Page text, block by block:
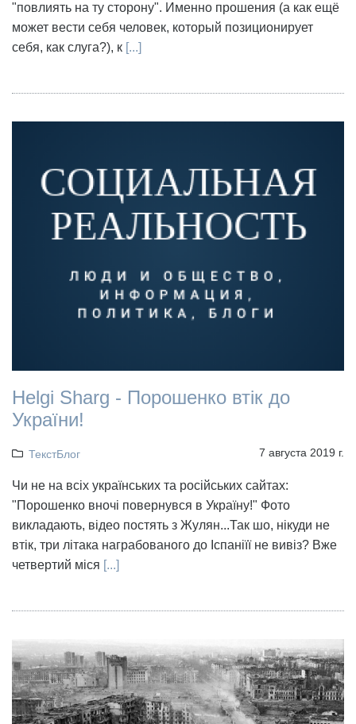
"повлиять на ту сторону". Именно прошения (а как ещё
может вести себя человек, который позиционирует
себя, как слуга?), к [...]
Helgi Sharg - Порошенко втік до
України!
ТекстБлог 7 августа 2019 г.
Чи не на всіх українських та російських сайтах:
"Порошенко вночі повернувся в Україну!" Фото
викладають, відео постять з Жулян...Так шо, нікуди не
втік, три літака награбованого до Іспаніїї не вивіз? Вже
четвертий міся [...]